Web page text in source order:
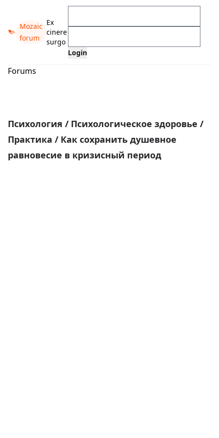
Mozaic
forum
Ex
cinere
surgo
Forums
Психология / Психологическое здоровье /
Практика / Как сохранить душевное
равновесие в кризисный период